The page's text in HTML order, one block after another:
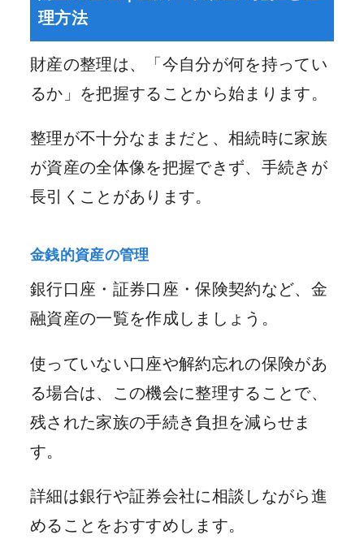
理方法
財産の整理は、「今自分が何を持ってい
るか」を把握することから始まります。
整理が不十分なままだと、相続時に家族
が資産の全体像を把握できず、手続きが
長引くことがあります。
金銭的資産の管理
銀行口座・証券口座・保険契約など、金
融資産の一覧を作成しましょう。
使っていない口座や解約忘れの保険があ
る場合は、この機会に整理することで、
残された家族の手続き負担を減らせま
す。
詳細は銀行や証券会社に相談しながら進
めることをおすすめします。